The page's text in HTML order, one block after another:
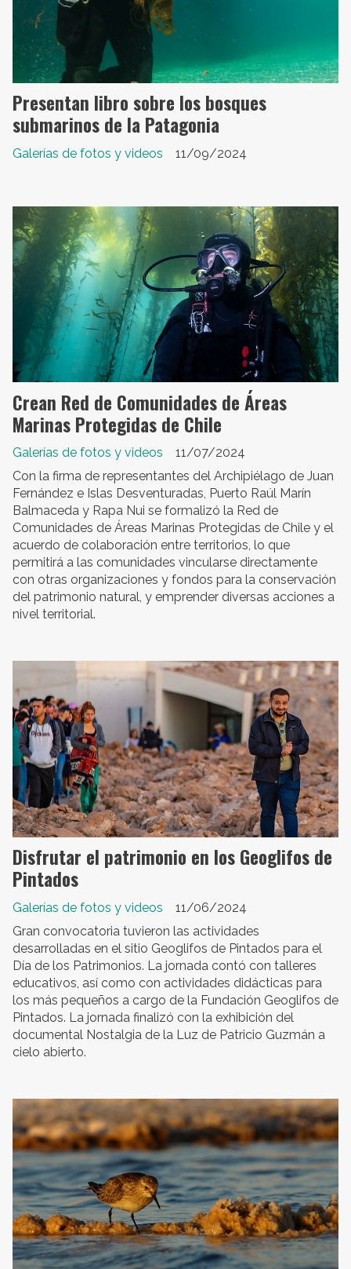
Presentan libro sobre los bosques
submarinos de la Patagonia
Galerías de fotos y videos 11/09/2024
Crean Red de Comunidades de Áreas
Marinas Protegidas de Chile
Galerías de fotos y videos
11/07/2024
Con la firma de representantes del Archipiélago de Juan
Fernández e Islas Desventuradas, Puerto Raúl Marín
Balmaceda y Rapa Nui se formalizó la Red de
Comunidades de Áreas Marinas Protegidas de Chile y el
acuerdo de colaboración entre territorios, lo que
permitirá a las comunidades vincularse directamente
con otras organizaciones y fondos para la conservación
del patrimonio natural, y emprender diversas acciones a
nivel territorial.
Disfrutar el patrimonio en los Geoglifos de
Pintados
Galerías de fotos y videos
11/06/2024
Gran convocatoria tuvieron las actividades
desarrolladas en el sitio Geoglifos de Pintados para el
Día de los Patrimonios. La jornada contó con talleres
educativos, así como con actividades didácticas para
los más pequeños a cargo de la Fundación Geoglifos de
Pintados. La jornada finalizó con la exhibición del
documental Nostalgia de la Luz de Patricio Guzmán a
cielo abierto.